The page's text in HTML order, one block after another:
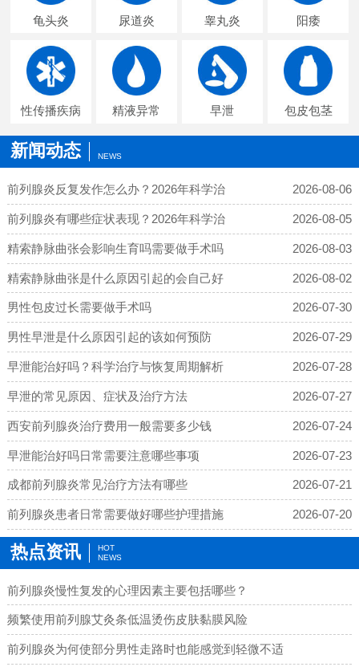
龟头炎 尿道炎 睾丸炎 阳痿
性传播疾病 精液异常 早泄 包皮包茎
新闻动态 NEWS
前列腺炎反复发作怎么办？2026年科学治 2026-08-06
前列腺炎有哪些症状表现？2026年科学治 2026-08-05
精索静脉曲张会影响生育吗需要做手术吗 2026-08-03
精索静脉曲张是什么原因引起的会自己好 2026-08-02
男性包皮过长需要做手术吗 2026-07-30
男性早泄是什么原因引起的该如何预防 2026-07-29
早泄能治好吗？科学治疗与恢复周期解析 2026-07-28
早泄的常见原因、症状及治疗方法 2026-07-27
西安前列腺炎治疗费用一般需要多少钱 2026-07-24
早泄能治好吗日常需要注意哪些事项 2026-07-23
成都前列腺炎常见治疗方法有哪些 2026-07-21
前列腺炎患者日常需要做好哪些护理措施 2026-07-20
热点资讯
HOT
NEWS
前列腺炎慢性复发的心理因素主要包括哪些？
频繁使用前列腺艾灸条低温烫伤皮肤黏膜风险
前列腺炎为何使部分男性走路时也能感觉到轻微不适